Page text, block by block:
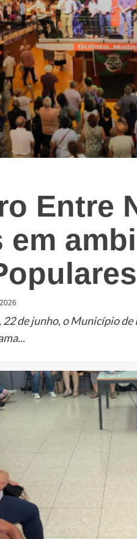
Entre
em
22 de junho, o Município